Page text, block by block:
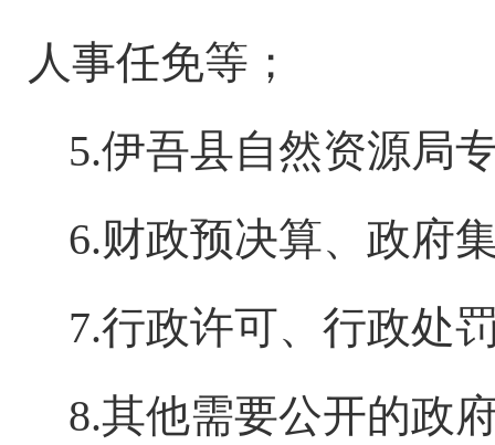
人事任免等；
5.伊吾县自然资源局
6.财政预决算、政府
7.行政许可、行政处
8.其他需要公开的政